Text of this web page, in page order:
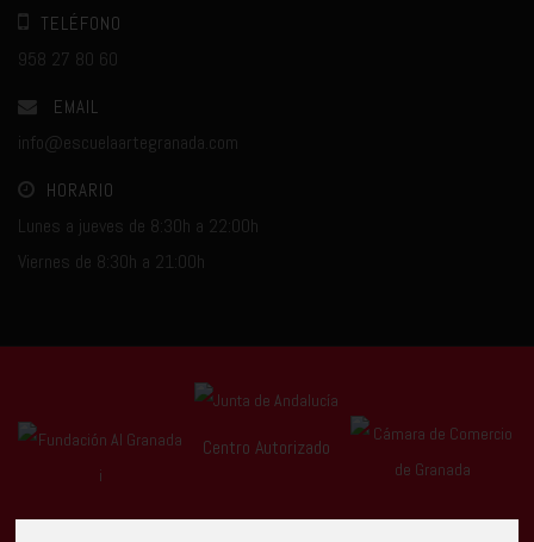
TELÉFONO
958 27 80 60
EMAIL
info@escuelaartegranada.com
HORARIO
Lunes a jueves de 8:30h a 22:00h
Viernes de 8:30h a 21:00h
Centro Autorizado